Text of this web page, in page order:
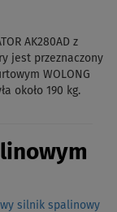
AK280AD z
jest przeznaczony
WOLONG
około 190 kg.
silnik spalinowy